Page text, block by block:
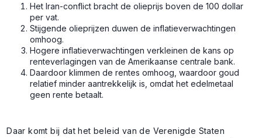
Het Iran-conflict bracht de olieprijs boven de 100 dollar
per vat.
Stijgende olieprijzen duwen de inflatieverwachtingen
omhoog.
Hogere inflatieverwachtingen verkleinen de kans op
renteverlagingen van de Amerikaanse centrale bank.
Daardoor klimmen de rentes omhoog, waardoor goud
relatief minder aantrekkelijk is, omdat het edelmetaal
geen rente betaalt.
Daar komt bij dat het beleid van de Verenigde Staten